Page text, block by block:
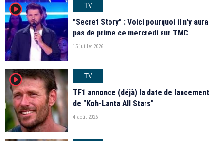
player2
TV
"Secret Story" : Voici pourquoi il n'y aura
pas de prime ce mercredi sur TMC
15 juillet 2026
player2
TV
TF1 annonce (déjà) la date de lancement
de "Koh-Lanta All Stars"
4 août 2026